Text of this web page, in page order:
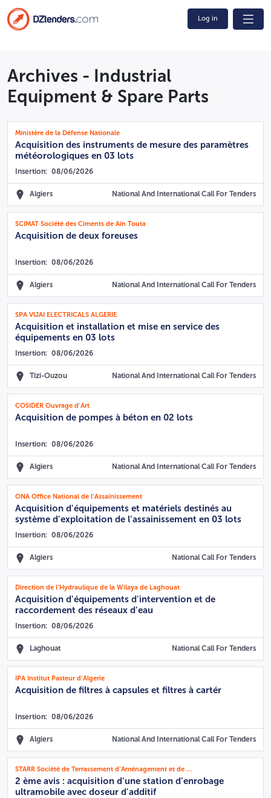
Log in
Archives - Industrial
Equipment & Spare Parts
Ministère de la Défense Nationale
Acquisition des instruments de mesure des paramètres
météorologiques en 03 lots
Insertion: 08/06/2026
Algiers National And International Call For Tenders
SCIMAT Société des Ciments de Ain Touta
Acquisition de deux foreuses
Insertion: 08/06/2026
Algiers National And International Call For Tenders
SPA VIJAI ELECTRICALS ALGERIE
Acquisition et installation et mise en service des
équipements en 03 lots
Insertion: 08/06/2026
Tizi-Ouzou National And International Call For Tenders
COSIDER Ouvrage d'Art
Acquisition de pompes à béton en 02 lots
Insertion: 08/06/2026
Algiers National And International Call For Tenders
ONA Office National de l'Assainissement
Acquisition d'équipements et matériels destinés au
système d'exploitation de l'assainissement en 03 lots
Insertion: 08/06/2026
Algiers National Call For Tenders
Direction de l'Hydraulique de la Wilaya de Laghouat
Acquisition d'équipements d'intervention et de
raccordement des réseaux d'eau
Insertion: 08/06/2026
Laghouat National Call For Tenders
IPA Institut Pasteur d'Algerie
Acquisition de filtres à capsules et filtres à cartér
Insertion: 08/06/2026
Algiers National And International Call For Tenders
STARR Société de Terrassement d'Aménagement et de Revêtement Routier
2 ème avis : acquisition d'une station d'enrobage
ultramobile avec doseur d'additif